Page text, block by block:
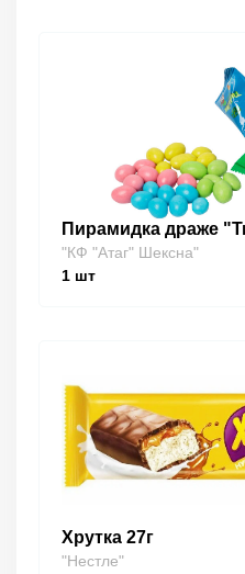
Пирамидка драже
"КФ "Атаг" Шексна"
1 шт
Хрутка 27г
"Нестле"